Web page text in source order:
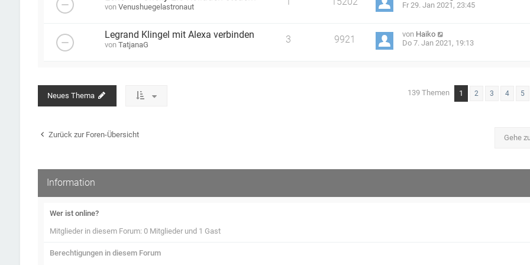
von Venushuegelastronaut
Fr 29. Jan 2021, 23:45
Legrand Klingel mit Alexa verbinden
von TatjanaG 3 9921
von Haiko
Do 7. Jan 2021, 19:13
Neues Thema 139 Themen 1 2 3 4 5
Zurück zur Foren-Übersicht Gehe
Information
Wer ist online?
Mitglieder in diesem Forum: 0 Mitglieder und 1 Gast
Berechtigungen in diesem Forum